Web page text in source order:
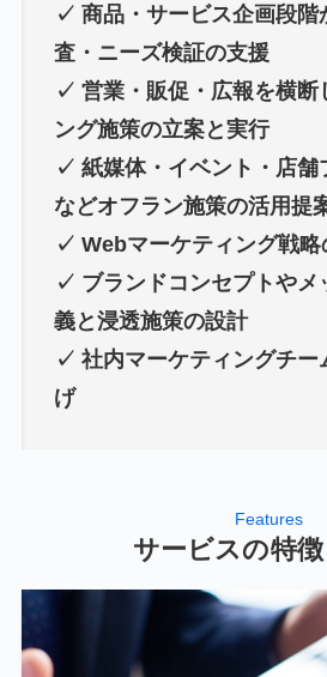
✓ 商品・サービス企画段階
査・ニーズ検証の支援
✓ 営業・販促・広報を横断
ング施策の立案と実行
✓ 紙媒体・イベント・店舗
などオフラン施策の活用提
✓ Webマーケティング戦略
✓ ブランドコンセプトやメ
義と浸透施策の設計
✓ 社内マーケティングチー
げ
Features
サービスの特